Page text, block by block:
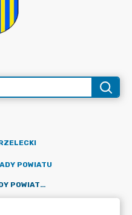
POWIATU
UCHWAŁA NR LI/334/2022 RADY POWIATU ZGORZELECKIEGO Z DNIA 18 LIPCA 2022 R. W SPRAWIE USTALENIA ZASAD PRZYZNAWANIA STYPENDIUM STAROSTY ZGORZELECKIEGO DLA UCZNIÓW I ABSOLWENTÓW SZKÓŁ, KTÓRYCH ORGANEM PROWADZĄCYM JEST POWIAT ZGORZELECKI